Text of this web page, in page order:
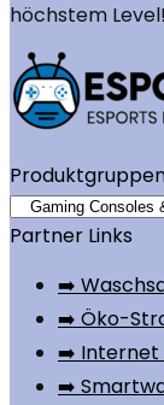
höchstem
Partner Links
➡️
➡️ Öko-
➡️ Internet
➡️